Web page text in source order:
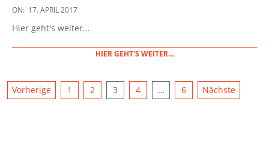
2017-
17
ON: 17. APRIL 2017
Hier geht's weiter…
HIER GEHT'S WEITER…
SEITENNUMMERIERUNG
Vorherige 1 2 3 4 … 6 Nächste